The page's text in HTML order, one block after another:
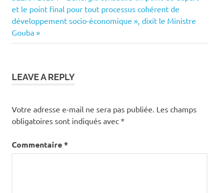
l’article
Post:
et le point final pour tout processus cohérent de
développement socio-économique », dixit le Ministre
Gouba
LEAVE A REPLY
Votre adresse e-mail ne sera pas publiée. Les champs
obligatoires sont indiqués avec *
Commentaire*